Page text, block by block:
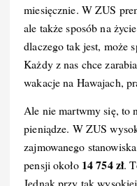
miesięcznie. W ZUS
ale także sposób na
dlaczego tak jest, może
Każdy z nas chce
wakacje na Hawajach,
Ale nie martwmy się, to
pieniądze. W ZUS
zajmowanego
pensji około 14 754 zł.